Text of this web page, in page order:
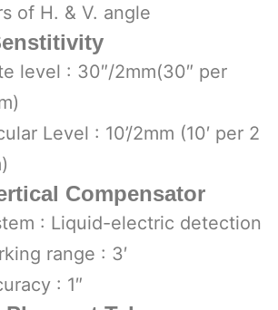
of H. & V. angle
level : 30″/2mm(30″ per
Level : 10’/2mm (10′ per 2
Compensator
: Liquid-electric detection
range : 3′
: 1″